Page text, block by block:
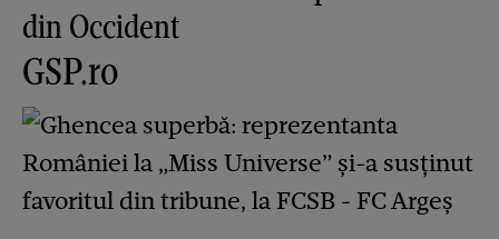
din Occident
GSP.ro